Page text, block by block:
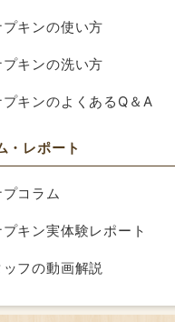
キンの使い方
キンの洗い方
キンのよくあるQ＆A
・レポート
コラム
キン実体験レポート
ッフの動画解説